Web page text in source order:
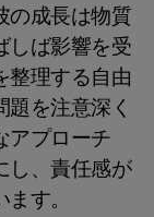
の成長は物質
しば影響を受
整理する自由
を注意深く
アプローチ
し、責任感が
す。